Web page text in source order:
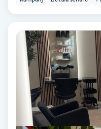
Läpptatuering
Makeup
Manikyr & Pedikyr
Massage